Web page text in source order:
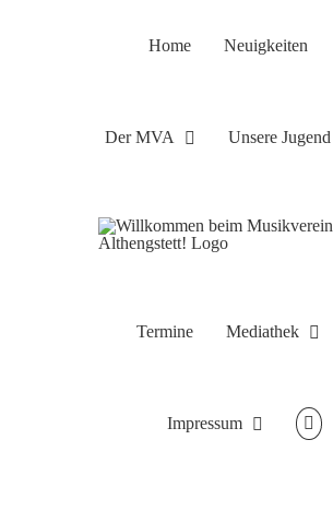
Home Neuigkeiten
Der MVA Unsere Jugend
Termine Mediathek
Impressum